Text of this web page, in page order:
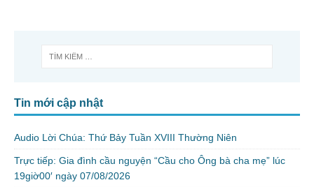
Tin mới cập nhật
Audio Lời Chúa: Thứ Bảy Tuần XVIII Thường Niên
Trực tiếp: Gia đình cầu nguyện “Cầu cho Ông bà cha mẹ” lúc
19giờ00′ ngày 07/08/2026